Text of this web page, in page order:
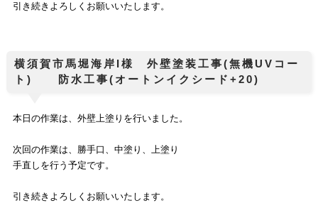
引き続きよろしくお願いいたします。
横須賀市馬堀海岸I様 外壁塗装工事(無機UVコー
ト) 防水工事(オートンイクシード+20)
本日の作業は、 外壁上塗り を行いました。
次回の作業は、勝手口、中塗り、上塗り
手直しを行う予定です。
引き続きよろしくお願いいたします。